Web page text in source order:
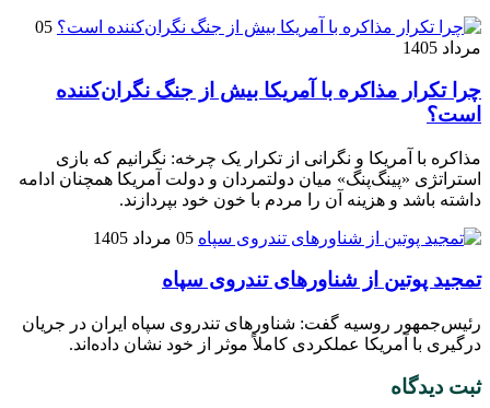
05
مرداد 1405
چرا تکرار مذاکره با آمریکا بیش از جنگ نگران‌کننده
است؟
مذاکره با آمریکا و نگرانی از تکرار یک چرخه: نگرانیم که بازی
استراتژی «پینگ‌پنگ» میان دولتمردان و دولت آمریکا همچنان ادامه
داشته باشد و هزینه آن را مردم با خون خود بپردازند.
05 مرداد 1405
تمجید پوتین از شناورهای تندروی سپاه
رئیس‌جمهور روسیه گفت: شناورهای تندروی سپاه ایران در جریان
درگیری با آمریکا عملکردی کاملاً موثر از خود نشان داده‌اند.
ثبت دیدگاه